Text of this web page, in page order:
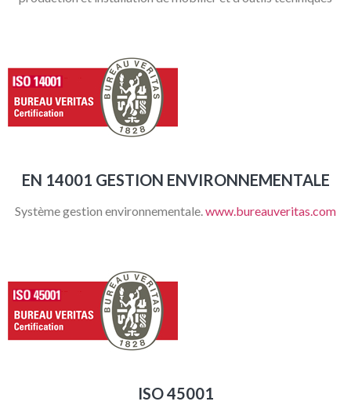
EN 14001 GESTION ENVIRONNEMENTALE
Système gestion environnementale.www.bureauveritas.com
ISO 45001